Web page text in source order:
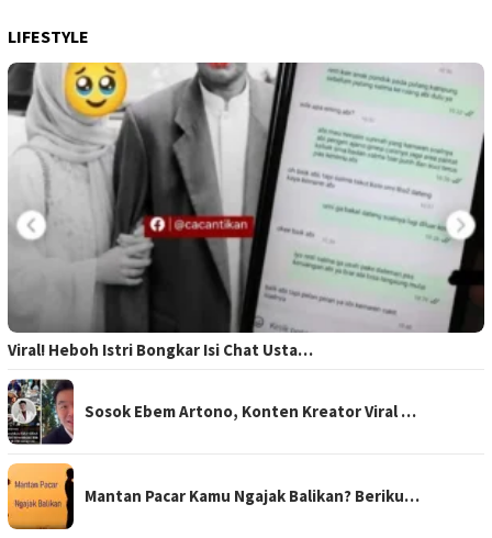
LIFESTYLE
Viral! Heboh Istri Bongkar Isi Chat Usta…
Sosok Ebem Artono, Konten Kreator Viral …
Mantan Pacar Kamu Ngajak Balikan? Beriku…